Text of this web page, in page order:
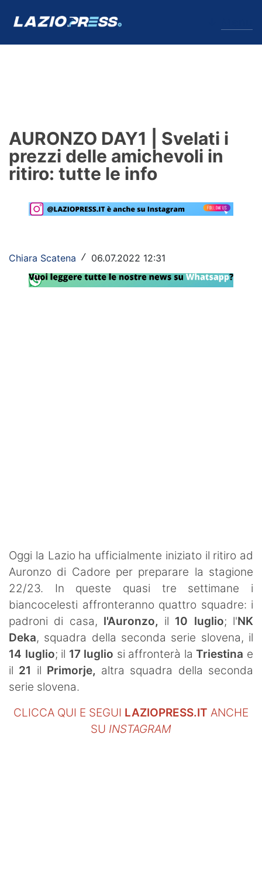
Formello
Infortuni
Primavera
Lazio Women
Rassegna Lazio
Contatti
AURONZO DAY1 | Svelati i
prezzi delle amichevoli in
ritiro: tutte le info
Chiara Scatena / 06.07.2022 12:31
Oggi la Lazio ha ufficialmente iniziato il ritiro ad
Auronzo di Cadore per preparare la stagione
22/23. In queste quasi tre settimane i
biancocelesti affronteranno quattro squadre: i
padroni di casa, l'Auronzo, il 10 luglio; l'NK
Deka, squadra della seconda serie slovena, il
14 luglio; il 17 luglio si affronterà laTriestina e
il 21 il Primorje, altra squadra della seconda
serie slovena.
CLICCA QUI E SEGUI LAZIOPRESS.IT ANCHE
SU INSTAGRAM